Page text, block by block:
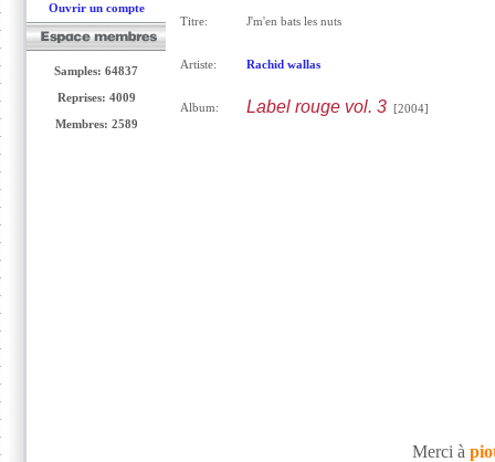
Ouvrir un compte
Samples: 64837
Reprises: 4009
Membres: 2589
Titre: J'm'en bats les nuts
Artiste: Rachid wallas
Album: Label rouge vol. 3[2004]
Merci à